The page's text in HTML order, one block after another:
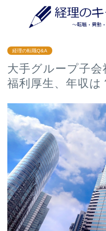
経理の転職Q&A
大手グループ子会
福利厚生、年収は